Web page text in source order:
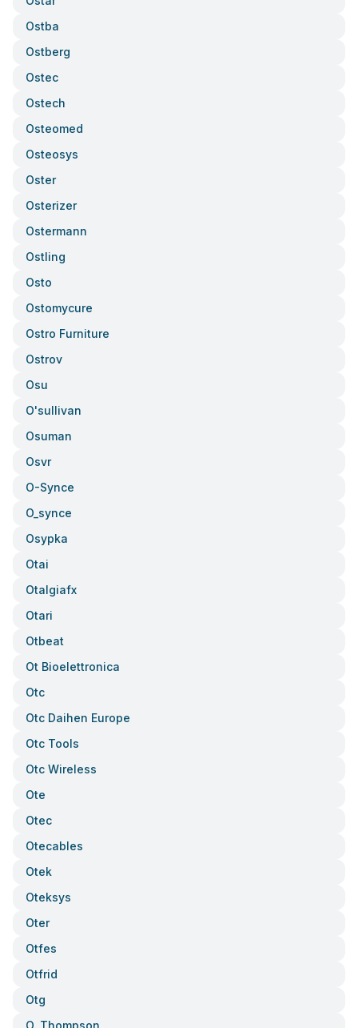
Ostba
Ostberg
Ostec
Ostech
Osteomed
Osteosys
Oster
Osterizer
Ostermann
Ostling
Osto
Ostomycure
Ostro Furniture
Ostrov
Osu
O'sullivan
Osuman
Osvr
O-Synce
O_synce
Osypka
Otai
Otalgiafx
Otari
Otbeat
Ot Bioelettronica
Otc
Otc Daihen Europe
Otc Tools
Otc Wireless
Ote
Otec
Otecables
Otek
Oteksys
Oter
Otfes
Otfrid
Otg
O. Thompson